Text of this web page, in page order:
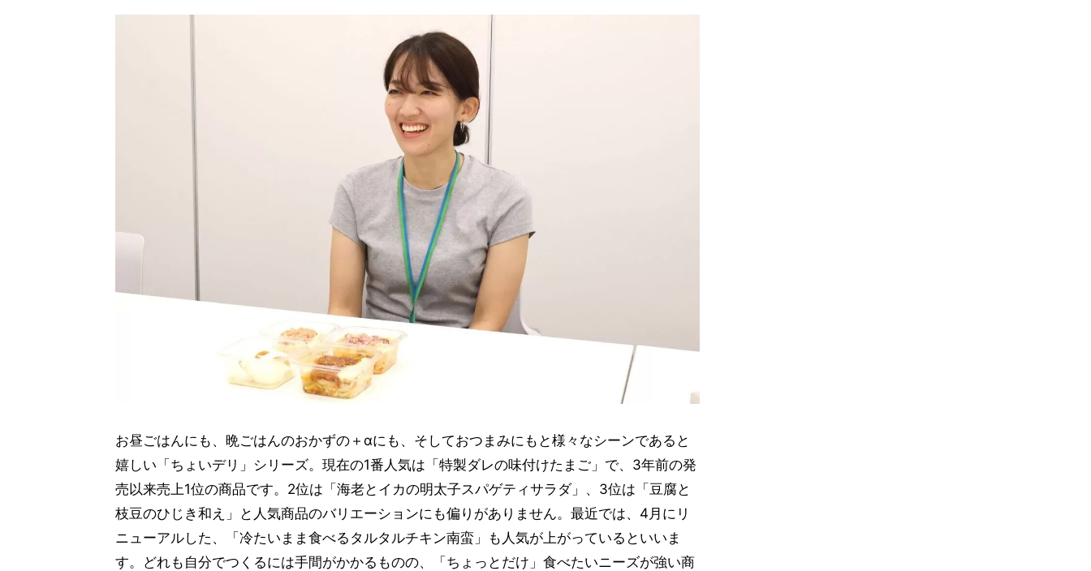
お昼ごはんにも、晩ごはんのおかずの＋αにも、そしておつまみにもと様々なシーンであると
嬉しい「ちょいデリ」シリーズ。現在の1番人気は「特製ダレの味付けたまご」で、3年前の発
売以来売上1位の商品です。2位は「海老とイカの明太子スパゲティサラダ」、3位は「豆腐と
枝豆のひじき和え」と人気商品のバリエーションにも偏りがありません。最近では、4月にリ
ニューアルした、「冷たいまま食べるタルタルチキン南蛮」も人気が上がっているといいま
す。どれも自分でつくるには手間がかかるものの、「ちょっとだけ」食べたいニーズが強い商